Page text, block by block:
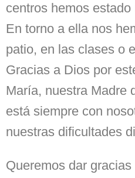
centros hemos
En torno a ella nos
patio, en las clases o
Gracias a Dios por
María, nuestra Madre
está siempre con
nuestras dificultades
Queremos dar